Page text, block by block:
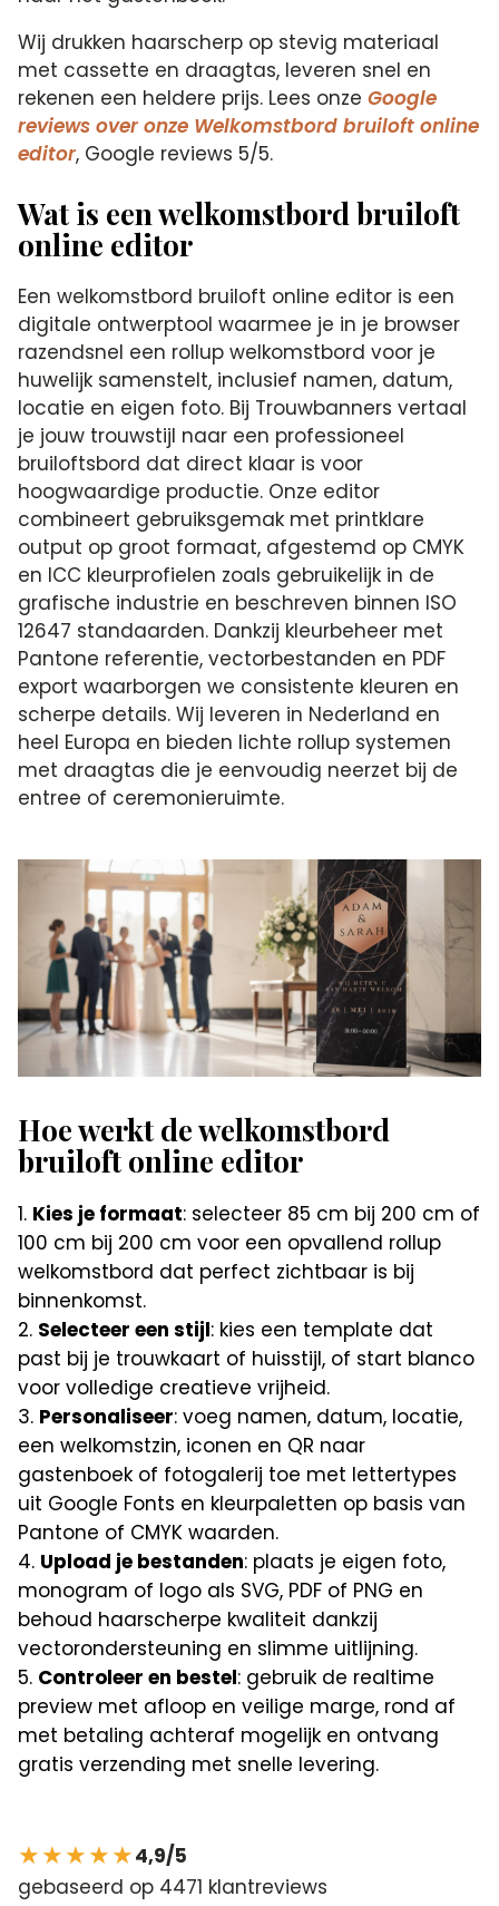
Wij drukken haarscherp op stevig materiaal
met cassette en draagtas, leveren snel en
rekenen een heldere prijs. Lees onzeGoogle
reviews over onze Welkomstbord bruiloft online
editor, Google reviews 5/5.
Wat is een welkomstbord bruiloft
online editor
Een welkomstbord bruiloft online editor is een
digitale ontwerptool waarmee je in je browser
razendsnel een rollup welkomstbord voor je
huwelijk samenstelt, inclusief namen, datum,
locatie en eigen foto. Bij Trouwbanners vertaal
je jouw trouwstijl naar een professioneel
bruiloftsbord dat direct klaar is voor
hoogwaardige productie. Onze editor
combineert gebruiksgemak met printklare
output op groot formaat, afgestemd op CMYK
en ICC kleurprofielen zoals gebruikelijk in de
grafische industrie en beschreven binnen ISO
12647 standaarden. Dankzij kleurbeheer met
Pantone referentie, vectorbestanden en PDF
export waarborgen we consistente kleuren en
scherpe details. Wij leveren in Nederland en
heel Europa en bieden lichte rollup systemen
met draagtas die je eenvoudig neerzet bij de
entree of ceremonieruimte.
Hoe werkt de welkomstbord
bruiloft online editor
Kies je formaat: selecteer 85 cm bij 200 cm of
100 cm bij 200 cm voor een opvallend rollup
welkomstbord dat perfect zichtbaar is bij
binnenkomst.
Selecteer een stijl: kies een template dat
past bij je trouwkaart of huisstijl, of start blanco
voor volledige creatieve vrijheid.
Personaliseer: voeg namen, datum, locatie,
een welkomstzin, iconen en QR naar
gastenboek of fotogalerij toe met lettertypes
uit Google Fonts en kleurpaletten op basis van
Pantone of CMYK waarden.
Upload je bestanden: plaats je eigen foto,
monogram of logo als SVG, PDF of PNG en
behoud haarscherpe kwaliteit dankzij
vectorondersteuning en slimme uitlijning.
Controleer en bestel: gebruik de realtime
preview met afloop en veilige marge, rond af
met betaling achteraf mogelijk en ontvang
gratis verzending met snelle levering.
★★★★★4,9/5
gebaseerd op 4471 klantreviews